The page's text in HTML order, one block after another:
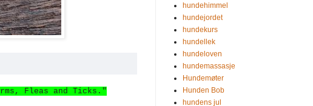
Fleas and Ticks."
hundehimmel
hundejordet
hundekurs
hundellek
hundeloven
hundemassasje
Hundemøter
Hunden Bob
hundens jul